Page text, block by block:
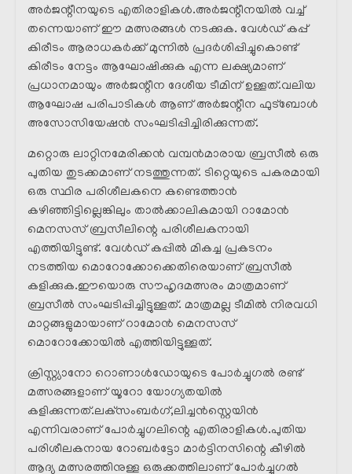
അർജന്റീനയുടെ എതിരാളികൾ.അർജന്റീനയിൽ വച്ച്
തന്നെയാണ് ഈ മത്സരങ്ങൾ നടക്കുക. വേൾഡ് കപ്പ്
കിരീടം ആരാധകർക്ക് മുന്നിൽ പ്രദർശിപ്പിച്ചുകൊണ്ട്
കിരീടം നേട്ടം ആഘോഷിക്കുക എന്ന ലക്ഷ്യമാണ്
പ്രധാനമായും അർജന്റീന ദേശീയ ടീമിന് ഉള്ളത്.വലിയ
ആഘോഷ പരിപാടികൾ ആണ് അർജന്റീന ഫുട്ബോൾ
അസോസിയേഷൻ സംഘടിപ്പിച്ചിരിക്കുന്നത്.
മറ്റൊരു ലാറ്റിനമേരിക്കൻ വമ്പൻമാരായ ബ്രസീൽ ഒരു
പുതിയ തുടക്കമാണ് നടത്തുന്നത്. ടിറ്റെയുടെ പകരമായി
ഒരു സ്ഥിര പരിശീലകനെ കണ്ടെത്താൻ
കഴിഞ്ഞിട്ടില്ലെങ്കിലും താൽക്കാലികമായി റാമോൻ
മെനസസ് ബ്രസീലിന്റെ പരിശീലകനായി
എത്തിയിട്ടുണ്ട്. വേൾഡ് കപ്പിൽ മികച്ച പ്രകടനം
നടത്തിയ മൊറോക്കോക്കെതിരെയാണ് ബ്രസീൽ
കളിക്കുക.ഈയൊരു സൗഹൃദമത്സരം മാത്രമാണ്
ബ്രസീൽ സംഘടിപ്പിച്ചിട്ടുള്ളത്. മാത്രമല്ല ടീമിൽ നിരവധി
മാറ്റങ്ങളുമായാണ് റാമോൻ മെനസസ്
മൊറോക്കോയിൽ എത്തിയിട്ടുള്ളത്.
ക്രിസ്റ്റ്യാനോ റൊണാൾഡോയുടെ പോർച്ചുഗൽ രണ്ട്
മത്സരങ്ങളാണ് യൂറോ യോഗ്യതയിൽ
കളിക്കുന്നത്.ലക്‌സംബർഗ്,ലിച്ചൻസ്റ്റെയിൻ
എന്നിവരാണ് പോർച്ചുഗലിന്റെ എതിരാളികൾ.പുതിയ
പരിശീലകനായ റോബർട്ടോ മാർട്ടിനസിന്റെ കീഴിൽ
ആദ്യ മത്സരത്തിനുള്ള ഒരുക്കത്തിലാണ് പോർച്ചുഗൽ